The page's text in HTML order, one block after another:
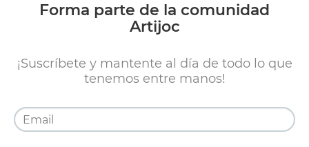
Forma parte de la comunidad
Artijoc
¡Suscríbete y mantente al día de todo lo que
tenemos entre manos!